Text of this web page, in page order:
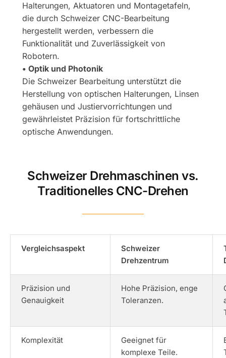
Halterungen, Aktuatoren und Montagetafeln,
die durch Schweizer CNC-Bearbeitung
hergestellt werden, verbessern die
Funktionalität und Zuverlässigkeit von
Robotern.
• Optik und Photonik
Die Schweizer Bearbeitung unterstützt die
Herstellung von optischen Halterungen, Linsen
gehäusen und Justiervorrichtungen und
gewährleistet Präzision für fortschrittliche
optische Anwendungen.
Schweizer Drehmaschinen vs.
Traditionelles CNC-Drehen
Vergleichsaspekt
Schweizer
Drehzentrum
Präzision und
Genauigkeit
Hohe Präzision, enge
Toleranzen.
Komplexität
Geeignet für
komplexe Teile.